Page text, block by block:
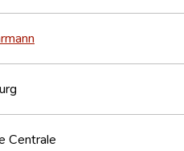
Centrale